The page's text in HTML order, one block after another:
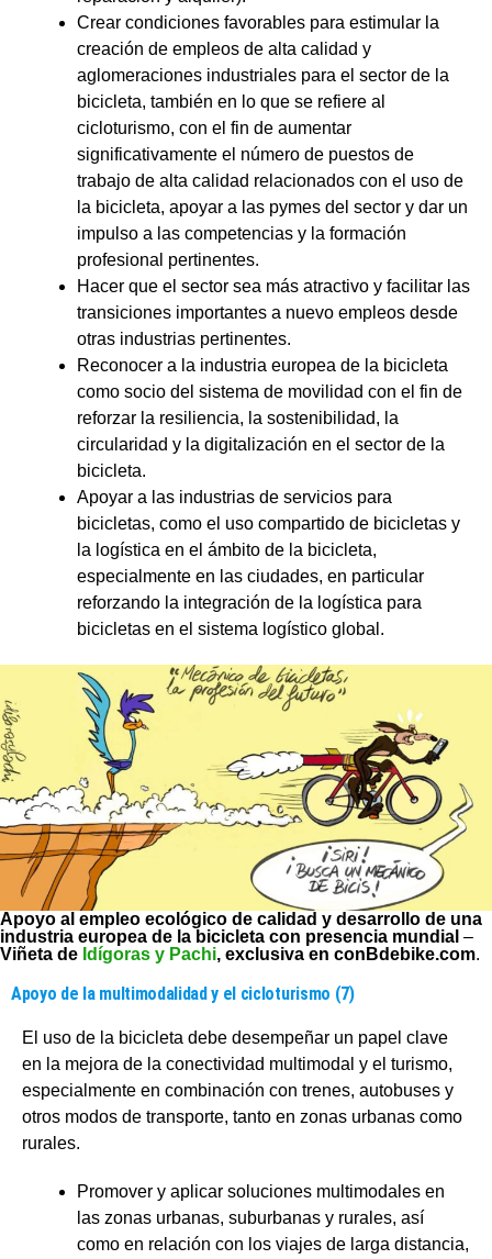
Crear condiciones favorables para estimular la
creación de empleos de alta calidad y
aglomeraciones industriales para el sector de la
bicicleta, también en lo que se refiere al
cicloturismo, con el fin de aumentar
significativamente el número de puestos de
trabajo de alta calidad relacionados con el uso de
la bicicleta, apoyar a las pymes del sector y dar un
impulso a las competencias y la formación
profesional pertinentes.
Hacer que el sector sea más atractivo y facilitar las
transiciones importantes a nuevo empleos desde
otras industrias pertinentes.
Reconocer a la industria europea de la bicicleta
como socio del sistema de movilidad con el fin de
reforzar la resiliencia, la sostenibilidad, la
circularidad y la digitalización en el sector de la
bicicleta.
Apoyar a las industrias de servicios para
bicicletas, como el uso compartido de bicicletas y
la logística en el ámbito de la bicicleta,
especialmente en las ciudades, en particular
reforzando la integración de la logística para
bicicletas en el sistema logístico global.
Apoyo al empleo ecológico de calidad y desarrollo de una
industria europea de la bicicleta con presencia mundial –
Viñeta de Idígoras y Pachi, exclusiva en conBdebike.com.
Apoyo de la multimodalidad y el cicloturismo (7)
El uso de la bicicleta debe desempeñar un papel clave
en la mejora de la conectividad multimodal y el turismo,
especialmente en combinación con trenes, autobuses y
otros modos de transporte, tanto en zonas urbanas como
rurales.
Promover y aplicar soluciones multimodales en
las zonas urbanas, suburbanas y rurales, así
como en relación con los viajes de larga distancia,